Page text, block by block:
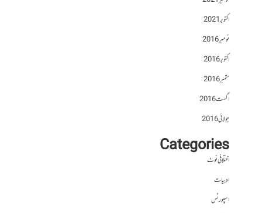
اکتوبر 2021
نومبر 2016
اکتوبر 2016
ستمبر 2016
اگست 2016
جولائی 2016
Categories
اختلافی نوٹ
ادبیات
اسپورٹس